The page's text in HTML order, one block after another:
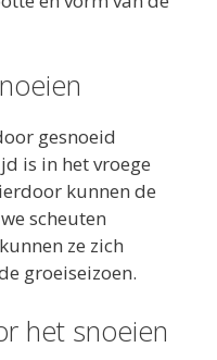
gesnoeid
is in het vroege
kunnen de
scheuten
ze zich
groeiseizoen.
het snoeien